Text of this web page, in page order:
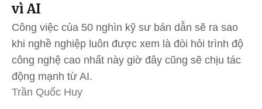
vì AI
Công việc của 50 nghìn kỹ sư bán dẫn sẽ ra sao
khi nghề nghiệp luôn được xem là đòi hỏi trình độ
công nghệ cao nhất này giờ đây cũng sẽ chịu tác
động mạnh từ AI.
Trần Quốc Huy